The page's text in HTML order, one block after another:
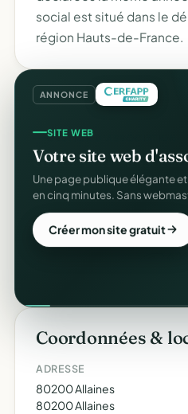
social est situé dans le
région Hauts-de-France.
ANNONCE
SITE WEB
Votre site web
Une page publique élégante
en cinq minutes. Sans
Créer mon site gratuit
Coordonnées &
ADRESSE
80200 Allaines
80200 Allaines